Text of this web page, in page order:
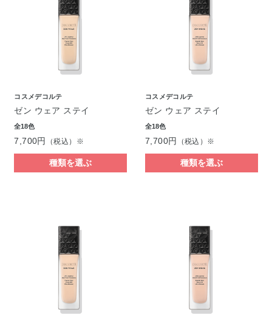
コスメデコルテ
ゼン ウェア ステイ
全18色
7,700円 （税込）※
種類を選ぶ
コスメデコルテ
ゼン ウェア ステイ
全18色
7,700円 （税込）※
種類を選ぶ